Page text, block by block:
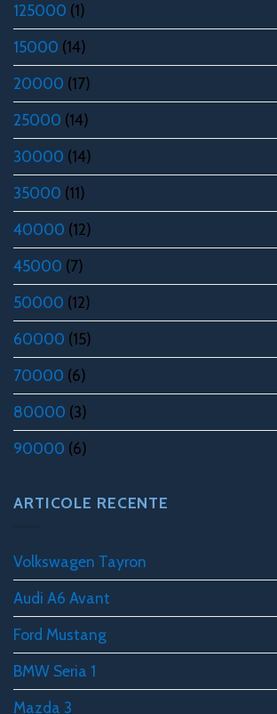
125000 (1)
15000 (14)
20000 (17)
25000 (14)
30000 (14)
35000 (11)
40000 (12)
45000 (7)
50000 (12)
60000 (15)
70000 (6)
80000 (3)
90000 (6)
ARTICOLE RECENTE
Volkswagen Tayron
Audi A6 Avant
Ford Mustang
BMW Seria 1
Mazda 3